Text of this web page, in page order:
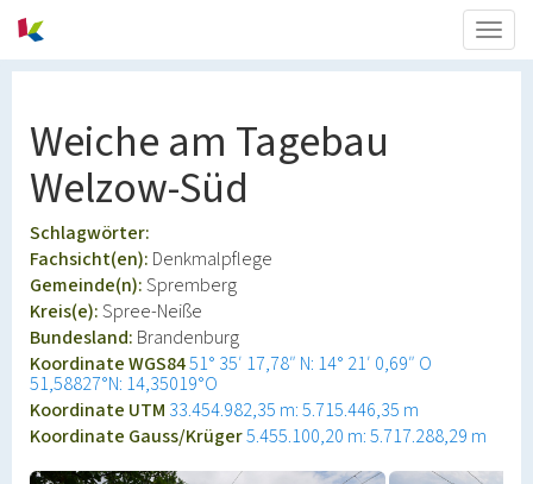
Weiche am Tagebau
Welzow-Süd
Schlagwörter:
Fachsicht(en): Denkmalpflege
Gemeinde(n):Spremberg
Kreis(e):Spree-Neiße
Bundesland: Brandenburg
Koordinate WGS8451° 35′ 17,78″ N: 14° 21′ 0,69″ O
51,58827°N: 14,35019°O
Koordinate UTM 33.454.982,35 m: 5.715.446,35 m
Koordinate Gauss/Krüger5.455.100,20 m: 5.717.288,29 m